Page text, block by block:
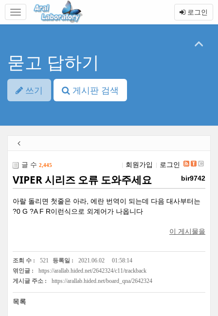
본
바
메
토
로그인
묻고 답하기
쓰기 게시판 검색
글 수 2,445 회원가입 로그인
VIPER 시리즈 오류 도와주세요 bir9742
아랄 돌리면 첫줄은 아라, 에란 번역이 되는데 다음 대사부터는
?0 G ?A F R이런식으로 외계어가 나옵니다
이 게시물을
조회 수 : 521 등록일 : 2021.06.02
01:58:14
엮인글 :
https://arallab.hided.net/2642324/c11/trackback
게시글 주소 :
https://arallab.hided.net/board_qna/2642324
목록